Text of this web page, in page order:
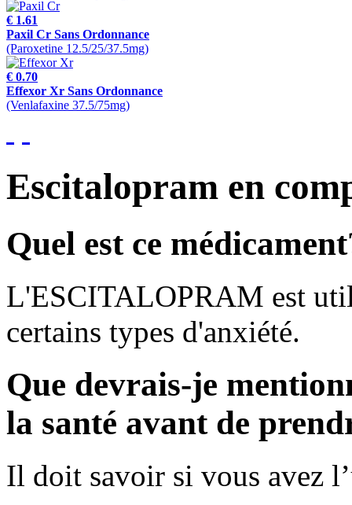
€ 1.61
Paxil Cr Sans Ordonnance
(Paroxetine 12.5/25/37.5mg)
€ 0.70
Effexor Xr Sans Ordonnance
(Venlafaxine 37.5/75mg)
Escitalopram en
Quel est ce
L'ESCITALOPRAM est
certains types d'anxiété.
Que devrais-je
la santé avant de
Il doit savoir si vous avez